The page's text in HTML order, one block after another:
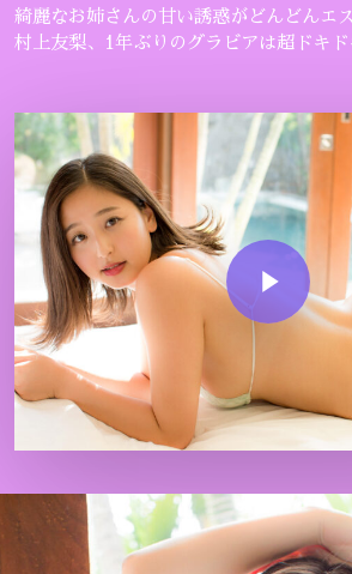
綺麗なお姉さんの甘い誘惑がどんどんエ
村上友梨、1年ぶりのグラビアは超ドキド
Play Video